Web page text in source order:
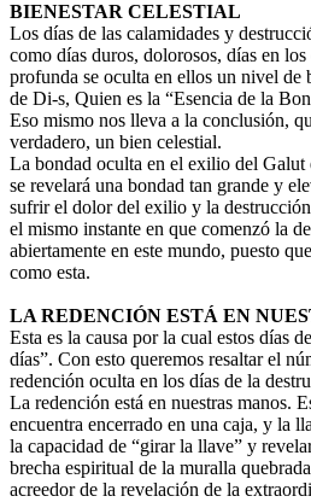
BIENESTAR CELESTIAL
Los días de las calamidades y
como días duros, dolorosos, días en
profunda se oculta en ellos un nivel
de Di-s, Quien es la “Esencia de la
Eso mismo nos lleva a la conclusión,
verdadero, un bien celestial.
La bondad oculta en el exilio del Galut
se revelará una bondad tan grande y
sufrir el dolor del exilio y la
el mismo instante en que comenzó la
abiertamente en este mundo, puesto
como esta.
LA REDENCIÓN ESTÁ EN
Esta es la causa por la cual estos días
días”. Con esto queremos resaltar el
redención oculta en los días de la
La redención está en nuestras manos.
encuentra encerrado en una caja, y la
la capacidad de “girar la llave” y
brecha espiritual de la muralla
acreedor de la revelación de la